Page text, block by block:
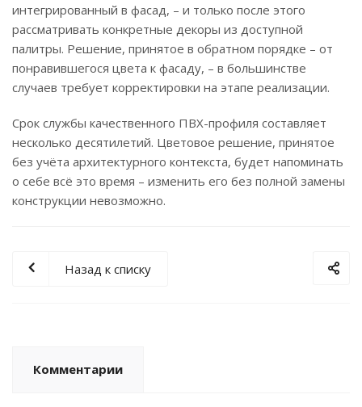
интегрированный в фасад, – и только после этого
рассматривать конкретные декоры из доступной
палитры. Решение, принятое в обратном порядке – от
понравившегося цвета к фасаду, – в большинстве
случаев требует корректировки на этапе реализации.
Срок службы качественного ПВХ-профиля составляет
несколько десятилетий. Цветовое решение, принятое
без учёта архитектурного контекста, будет напоминать
о себе всё это время – изменить его без полной замены
конструкции невозможно.
Назад к списку
Комментарии